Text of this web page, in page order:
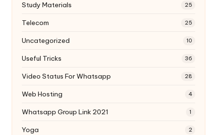
Study Materials 25
Telecom 25
Uncategorized 10
Useful Tricks 36
Video Status For Whatsapp 28
Web Hosting 4
Whatsapp Group Link 2021 1
Yoga 2